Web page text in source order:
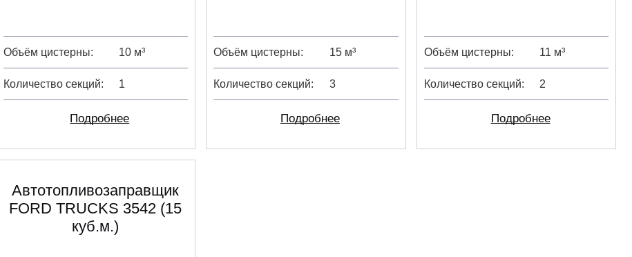
Объём цистерны 10 м³
Количество секций 1
Подробнее
Объём цистерны 15 м³
Количество секций 3
Подробнее
Объём цистерны 11 м³
Количество секций 2
Подробнее
Автотопливозаправщик
FORD TRUCKS 3542 (15
куб.м.)